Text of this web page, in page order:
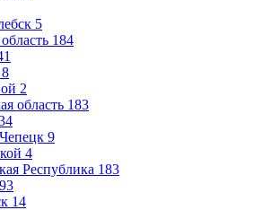
5
184
8
2
область 183
9
4
Республика 183
93
14